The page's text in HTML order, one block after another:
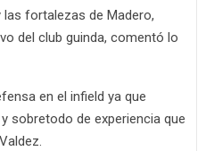
fortalezas de Madero,
del club guinda, comentó lo
en el infield ya que
sobretodo de experiencia que